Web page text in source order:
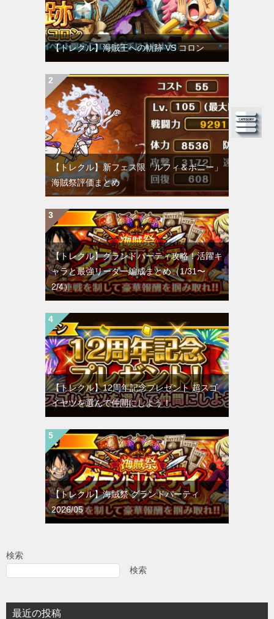
【トレクル】海賊王への軌跡 VS コロン
【トレクル】新フェス限「ルフィ＆ボニー」
海賊祭評価まとめ
【トレクル】グランドパーティ攻略！活躍キ
ャラと最強リーダー編成まとめ（1/31〜
2/4）
【トレクル】12周年記念プレゼント 超スゴ
イヤツを選んで仲間にしよう！
【トレクル】海賊祭 グランドパーティ
2026/05
検索
検索
最近の投稿